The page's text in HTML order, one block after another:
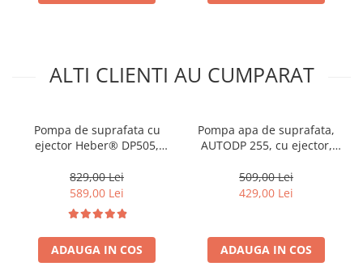
ALTI CLIENTI AU CUMPARAT
Pompa de suprafata cu
ejector Heber® DP505,
maxima de absorbtie 40m,
debit 100 l/min
829,00 Lei
589,00 Lei
ADAUGA IN COS
Pompa apa de suprafata,
AUTODP 255, cu ejector,
inaltime refulare 42 m,
adancime maxima de
509,00 Lei
429,00 Lei
ADAUGA IN COS